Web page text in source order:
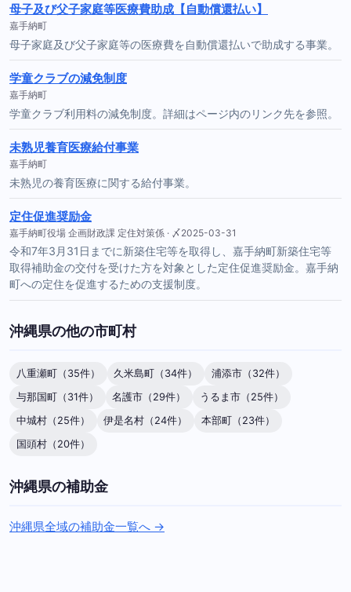
母子及び父子家庭等医療費助成【自動償還払い】
嘉手納町
母子家庭及び父子家庭等の医療費を自動償還払いで助成する事業。
学童クラブの減免制度
嘉手納町
学童クラブ利用料の減免制度。詳細はページ内のリンク先を参照。
未熟児養育医療給付事業
嘉手納町
未熟児の養育医療に関する給付事業。
定住促進奨励金
嘉手納町役場 企画財政課 定住対策係 · 〆2025-03-31
令和7年3月31日までに新築住宅等を取得し、嘉手納町新築住宅等
取得補助金の交付を受けた方を対象とした定住促進奨励金。嘉手納
町への定住を促進するための支援制度。
沖縄県の他の市町村
八重瀬町（35件） 久米島町（34件）
浦添市（32件）
与那国町（31件）
名護市（29件）
うるま市（25件）
中城村（25件）
伊是名村（24件）
本部町（23件）
国頭村（20件）
沖縄県の補助金
沖縄県全域の補助金一覧へ →